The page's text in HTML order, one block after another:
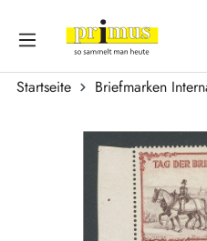
Zum Hauptinhalt springen
Startseite Briefmarken